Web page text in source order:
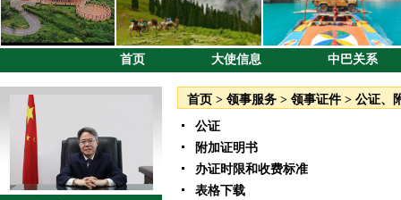
首页 大使信息 中巴关系
首页 > 领事服务 > 领事证件> 公证、
公证
附加证明书
办证时限和收费标准
表格下载